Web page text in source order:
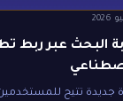
البحث عبر ربط
جديدة تتيح